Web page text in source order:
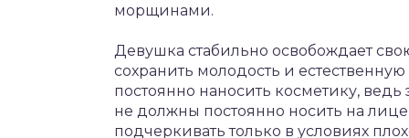
морщинами.
Девушка стабильно освобождает
сохранить молодость и
постоянно наносить косметику,
не должны постоянно носить на лице
подчеркивать только в условиях